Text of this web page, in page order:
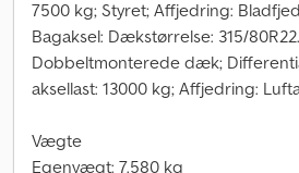
7500 kg; Styret; Affjedring:
Bagaksel: Dækstørrelse: 315/
Dobbeltmonterede dæk;
aksellast: 13000 kg; Affjedring:
Vægte
Egenvægt: 7.580 kg